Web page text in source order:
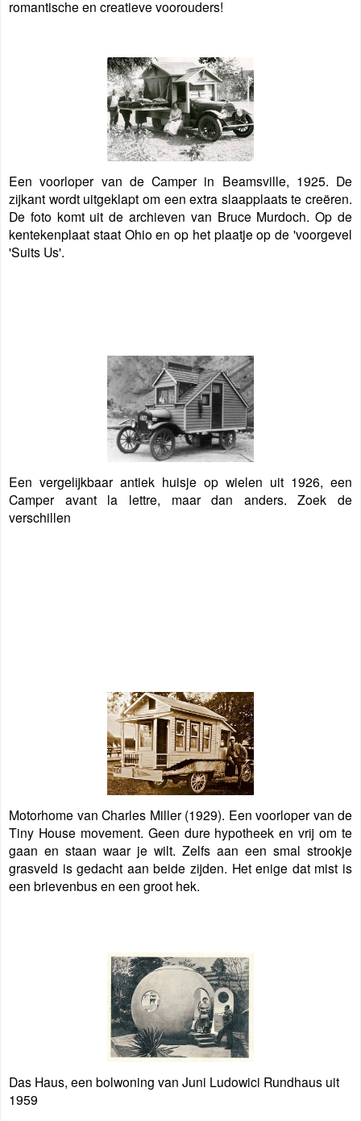
romantische en creatieve voorouders!
Een voorloper van de Camper in Beamsville, 1925. De
zijkant wordt uitgeklapt om een extra slaapplaats te creëren.
De foto komt uit de archieven van Bruce Murdoch. Op de
kentekenplaat staat Ohio en op het plaatje op de 'voorgevel
'Suits Us'.
Een vergelijkbaar antiek huisje op wielen uit 1926, een
Camper avant la lettre, maar dan anders. Zoek de
verschillen
Motorhome van Charles Miller (1929). Een voorloper van de
Tiny House movement. Geen dure hypotheek en vrij om te
gaan en staan waar je wilt. Zelfs aan een smal strookje
grasveld is gedacht aan beide zijden. Het enige dat mist is
een brievenbus en een groot hek.
Das Haus, een bolwoning van Juni Ludowici Rundhaus uit
1959